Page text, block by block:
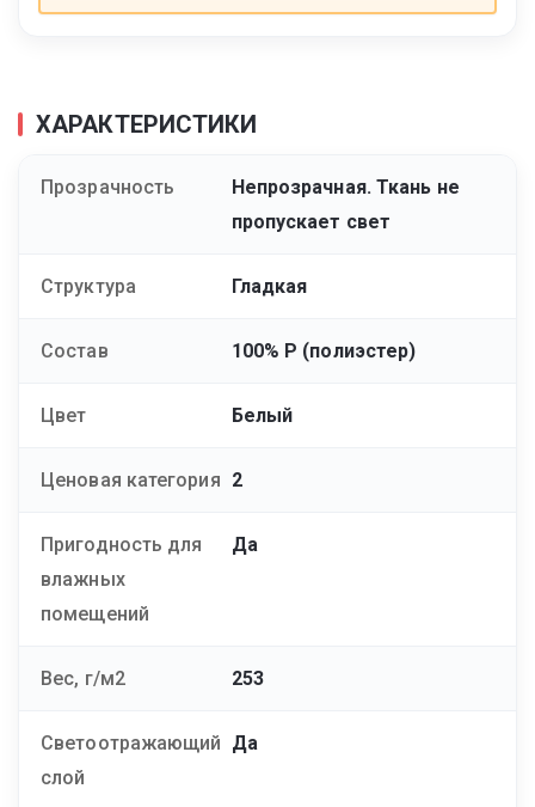
ХАРАКТЕРИСТИКИ
Прозрачность
Непрозрачная. Ткань не
пропускает свет
Структура Гладкая
Состав 100% Р (полиэстер)
Цвет Белый
Ценовая категория 2
Пригодность для
влажных
помещений
Да
Вес, г/м2 253
Светоотражающий
слой
Да